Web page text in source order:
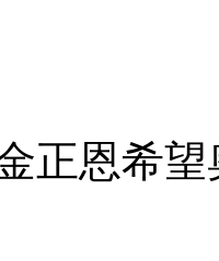
爆炸
恩希望